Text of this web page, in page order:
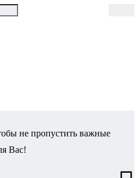
не пропустить важные
Вас!